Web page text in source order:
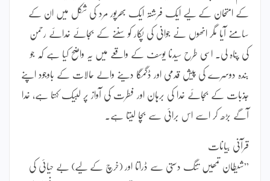
کے امتحان کے لیے ایک فرشتہ ایک بھرپور مرد کی شکل میں ان کے
سامنے آیا مگر انھوں نے جوانی کی پکار کو سننے کے بجائے خدائے رحمن
کی پناہ لی۔ اسی طرح سیدنا یوسف کے واقعے میں یہ واضح کیا ہے کہ جو
بندہ دوسرے کی پیش قدمی اور ڈگمگا دینے والے حالات کے باوجود اپنے
جذبات کے بجائے خدا کی برہان اور فطرت کی آواز پر لبیک کہتا ہے، خدا
آگے بڑھ کر اسے اس برائی سے بچا لیتا ہے۔
قرآنی بیانات
”شیطان تمھیں تنگ دستی سے ڈراتا اور (خرچ کے لیے) بے حیائی کی